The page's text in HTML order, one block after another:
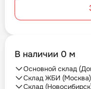
В наличии 0 м
Основной склад
Склад ЖБИ (Москва)
Склад